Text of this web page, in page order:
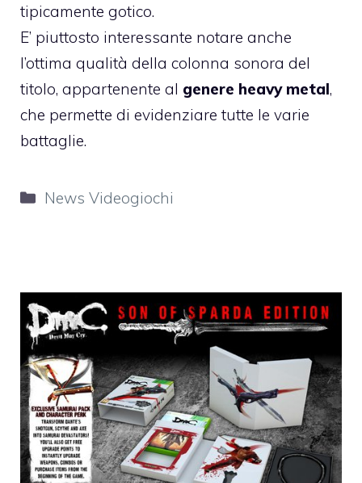
tipicamente gotico.
E’ piuttosto interessante notare anche
l’ottima qualità della colonna sonora del
titolo, appartenente al genere heavy metal,
che permette di evidenziare tutte le varie
battaglie.
Categorie
News Videogiochi